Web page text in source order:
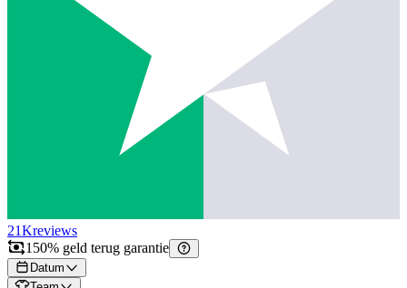
21Kreviews
150% geld terug garantie
Datum